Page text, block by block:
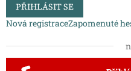
PŘIHLÁSIT SE
Nová registraceZapomenuté